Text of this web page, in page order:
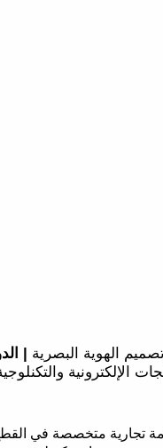
الهوية البصرية |
الإلكترونية
تجارية متخصصة في القطع